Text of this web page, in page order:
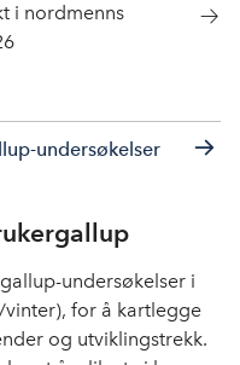
i nordmenns
undersøkelser
undersøkelser i
vinter), for å kartlegge
og utviklingstrekk.